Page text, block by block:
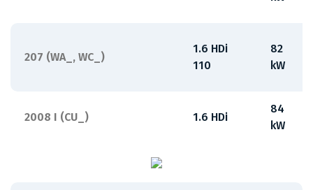
207 (WA_, WC_)
1.6 HDi
110
82
kW
2008 I (CU_) 1.6 HDi
84
kW